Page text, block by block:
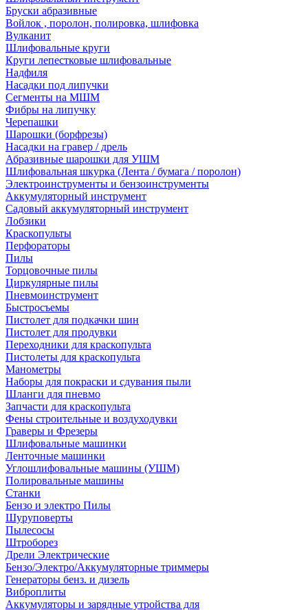
Бруски абразивные
Войлок , поролон, полировка, шлифовка
Вулканит
Шлифовальные круги
Круги лепестковые шлифовальные
Надфиля
Насадки под липучки
Сегменты на МШМ
Фибры на липучку
Черепашки
Шарошки (борфрезы)
Насадки на гравер / дрель
Абразивные шарошки для УШМ
Шлифовальная шкурка (Лента / бумага / поролон)
Электроинструменты и бензоинструменты
Аккумуляторный инструмент
Садовый аккумуляторный инструмент
Лобзики
Краскопульты
Перфораторы
Пилы
Торцовочные пилы
Циркулярные пилы
Пневмоинструмент
Быстросъемы
Пистолет для подкачки шин
Пистолет для продувки
Переходники для краскопульта
Пистолеты для краскопульта
Манометры
Наборы для покраски и сдувания пыли
Шланги для пневмо
Запчасти для краскопульта
Фены строительные и воздуходувки
Граверы и Фрезеры
Шлифовальные машинки
Ленточные машинки
Углошлифовальные машины (УШМ)
Полировальные машины
Станки
Бензо и электро Пилы
Шуруповерты
Пылесосы
Штроборез
Дрели Электрические
Бензо/Электро/Аккумуляторные триммеры
Генераторы бенз. и дизель
Виброплиты
Аккумуляторы и зарядные утройства для